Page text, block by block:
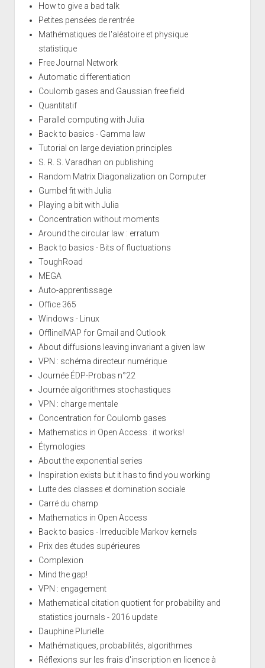
How to give a bad talk
Petites pensées de rentrée
Mathématiques de l'aléatoire et physique
statistique
Free Journal Network
Automatic differentiation
Coulomb gases and Gaussian free field
Quantitatif
Parallel computing with Julia
Back to basics - Gamma law
Tutorial on large deviation principles
S. R. S. Varadhan on publishing
Random Matrix Diagonalization on Computer
Gumbel fit with Julia
Playing a bit with Julia
Concentration without moments
Around the circular law : erratum
Back to basics - Bits of fluctuations
ToughRoad
MEGA
Auto-apprentissage
Office 365
Windows - Linux
OfflineIMAP for Gmail and Outlook
About diffusions leaving invariant a given law
VPN : schéma directeur numérique
Journée ÉDP-Probas n°22
Journée algorithmes stochastiques
VPN : charge mentale
Concentration for Coulomb gases
Mathematics in Open Access : it works!
Étymologies
About the exponential series
Inspiration exists but it has to find you working
Lutte des classes et domination sociale
Carré du champ
Mathematics in Open Access
Back to basics - Irreducible Markov kernels
Prix des études supérieures
Complexion
Mind the gap!
VPN : engagement
Mathematical citation quotient for probability and
statistics journals - 2016 update
Dauphine Plurielle
Mathématiques, probabilités, algorithmes
Réflexions sur les frais d'inscription en licence à